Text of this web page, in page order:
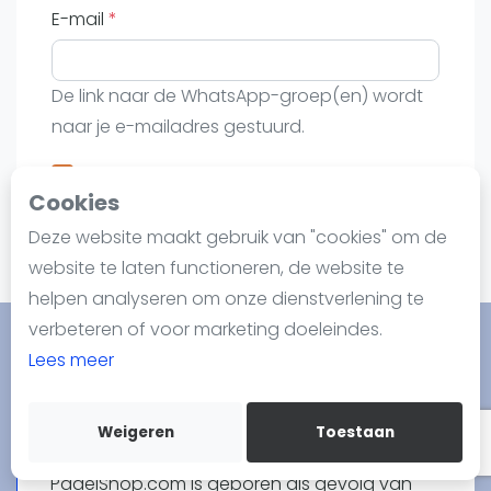
Cookies
Deze website maakt gebruik van "cookies" om de
website te laten functioneren, de website te
helpen analyseren om onze dienstverlening te
verbeteren of voor marketing doeleindes.
Lees meer
Weigeren Toestaan
Blog artikelen
Vragen over padel
Padelgear
Overige
Informatie
Over ons
Contact
Adverteren
Insights
WhatsApp
Join WhatsApp Community
E-mail
De link naar de WhatsApp-groep(en) wordt
naar je e-mailadres gestuurd.
Verzend link
Padelshop.com
PadelShop.com is geboren als gevolg van